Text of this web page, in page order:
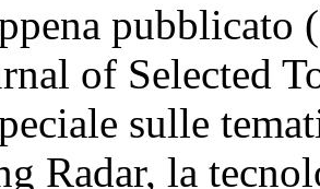
of Selected
sulle
Radar, la